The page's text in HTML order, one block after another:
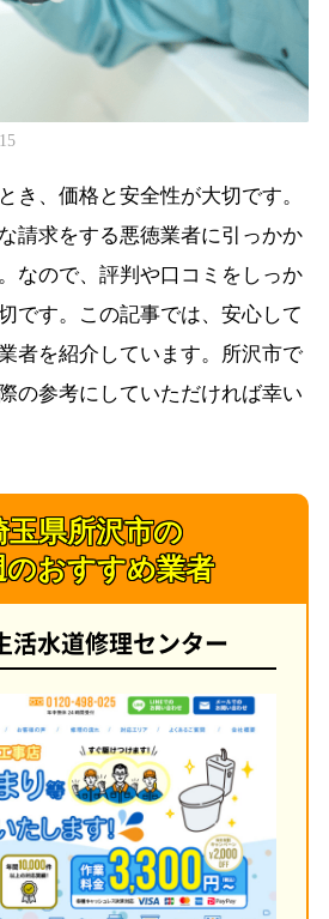
き、価格と安全性が大切です。
請求をする悪徳業者に引っかか
なので、評判や口コミをしっか
です。この記事では、安心して
者を紹介しています。所沢市で
の参考にしていただければ幸い
玉県所沢市の
のおすすめ業者
活水道修理センター